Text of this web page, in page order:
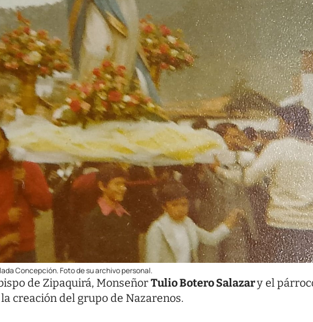
Concepción. Foto de su archivo personal.
de Zipaquirá, MonseñorTulio Botero Salazary el
creación del grupo de Nazarenos.